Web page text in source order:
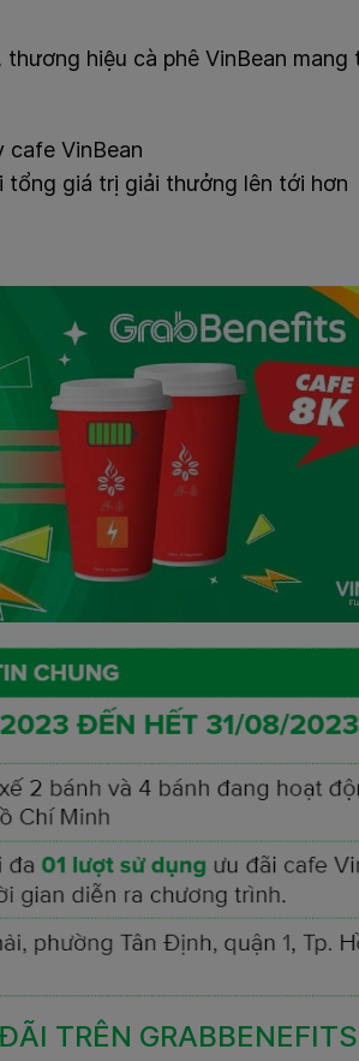
hiệu cà phê VinBean mang
cafe VinBean
tổng giá trị giải thưởng lên tới hơn
TRÊN